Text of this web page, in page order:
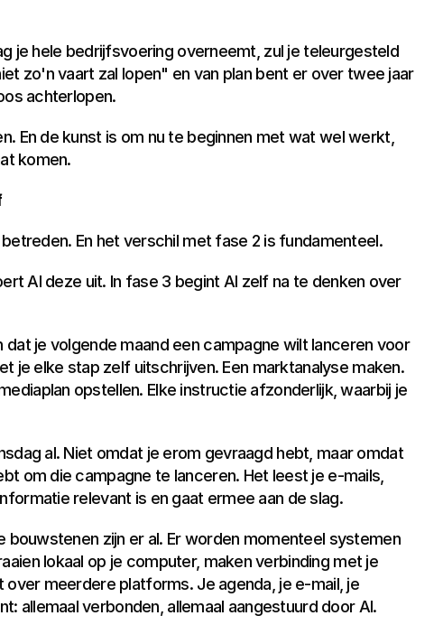
je hele bedrijfsvoering overneemt, zul je teleurgesteld
zo'n vaart zal lopen" en van plan bent er over twee jaar
achterlopen.
En de kunst is om nu te beginnen met wat wel werkt,
komen.
En het verschil met fase 2 is fundamenteel.
AI deze uit. In fase 3 begint AI zelf na te denken over
dat je volgende maand een campagne wilt lanceren voor
je elke stap zelf uitschrijven. Een marktanalyse maken.
opstellen. Elke instructie afzonderlijk, waarbij je
al. Niet omdat je erom gevraagd hebt, maar omdat
om die campagne te lanceren. Het leest je e-mails,
relevant is en gaat ermee aan de slag.
bouwstenen zijn er al. Er worden momenteel systemen
lokaal op je computer, maken verbinding met je
meerdere platforms. Je agenda, je e-mail, je
allemaal verbonden, allemaal aangestuurd door AI.